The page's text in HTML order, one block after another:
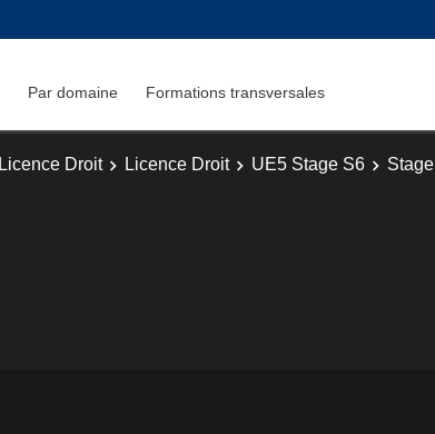
Par domaine Formations transversales
Licence Droit Licence Droit UE5 Stage S6 Stage